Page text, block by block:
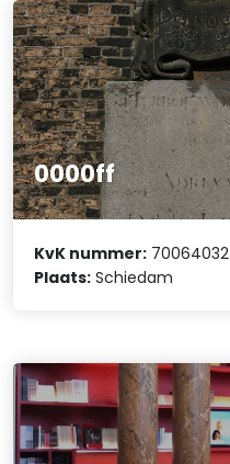
0000ff
KvK nummer: 70064032
Plaats: Schiedam